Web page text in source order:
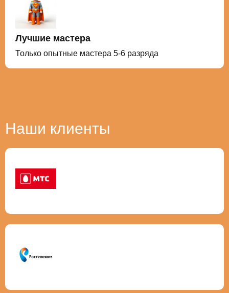
Лучшие мастера
Только опытные мастера 5-6 разряда
Наши клиенты